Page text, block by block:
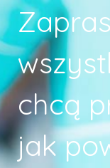
chcą
jak